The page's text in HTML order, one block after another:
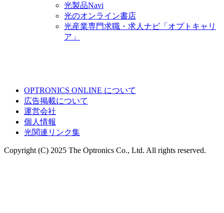
光製品Navi
光のオンライン書店
光産業専門求職・求人ナビ「オプトキャリ
ア」
OPTRONICS ONLINE について
広告掲載について
運営会社
個人情報
光関連リンク集
Copyright (C) 2025 The Optronics Co., Ltd. All rights reserved.